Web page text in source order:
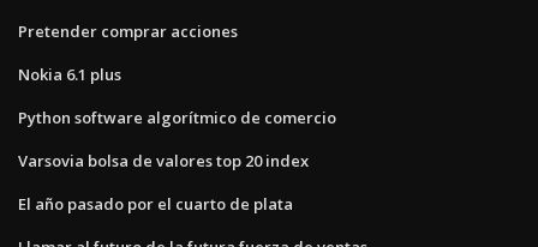
Pretender comprar acciones
Nokia 6.1 plus
Python software algorítmico de comercio
Varsovia bolsa de valores top 20 index
El año pasado por el cuarto de plata